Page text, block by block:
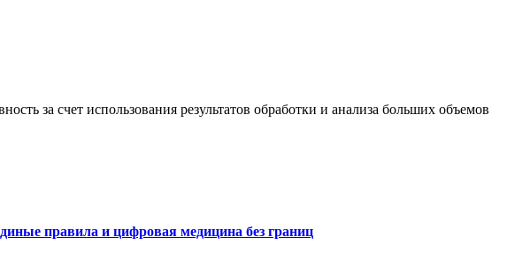
за счет использования результатов обработки и анализа больших объемов
правила и цифровая медицина без границ